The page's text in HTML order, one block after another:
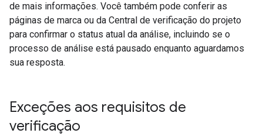
de mais informações. Você também pode conferir as
páginas de marca ou da Central de verificação do projeto
para confirmar o status atual da análise, incluindo se o
processo de análise está pausado enquanto aguardamos
sua resposta.
Exceções aos requisitos de
verificação